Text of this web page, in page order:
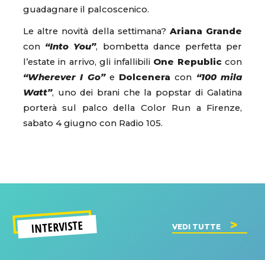
guadagnare il palcoscenico.
Le altre novità della settimana? Ariana Grande
con “Into You”, bombetta dance perfetta per
l’estate in arrivo, gli infallibili One Republiccon
“Wherever I Go”e Dolcenera con “100 mila
Watt”, uno dei brani che la popstar di Galatina
porterà sul palco della Color Run a Firenze,
sabato 4 giugno con Radio 105.
INTERVISTE VEDI TUTTE